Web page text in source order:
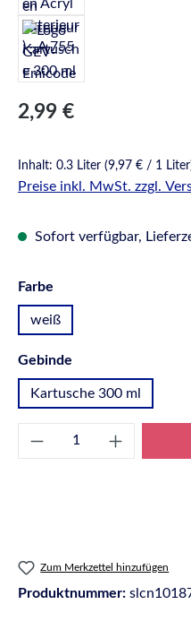
Regulärer Preis:
2,99 €
Inhalt: 0.3 Liter (9,97 € / 1
Preise inkl. MwSt. zzgl.
Sofort verfügbar,
Farbe
weiß
Gebinde
Kartusche 300 ml
Produkt Anzahl:
Zum Merkzettel hinzufügen
Produktnummer: